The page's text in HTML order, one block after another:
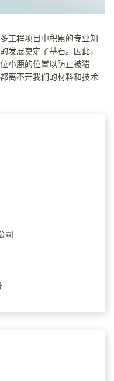
工程项目中积累的专业知
发展奠定了基石。因此，
小鹿的位置以防止被猎
离不开我们的材料和技术
司